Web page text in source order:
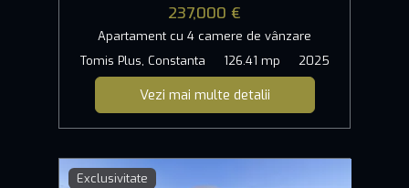
237,000 €
Apartament cu 4 camere de vânzare
Tomis Plus, Constanta
126.41 mp 2025
Vezi mai multe detalii
Exclusivitate